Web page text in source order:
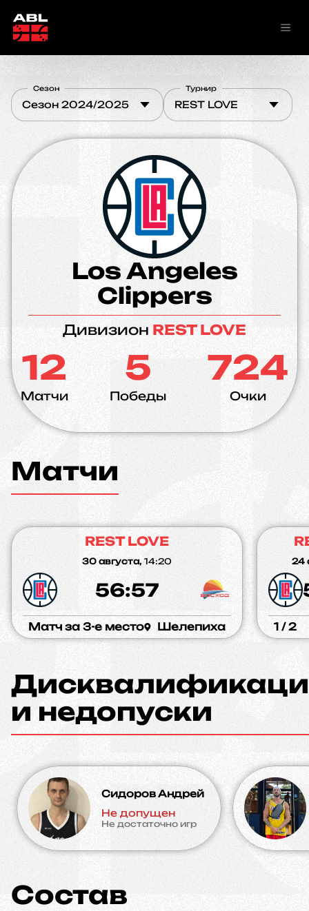
Сезон 2024/2025
Сезон
REST LOVE
Турнир
Los Angeles
Clippers
Дивизион REST LOVE
12
Матчи
5
Победы
724
Очки
Матчи
REST LOVE
30 августа, 14:20
56:57
Матч за 3-е место Шелепиха
24
1 / 2
и недопуски
Сидоров Андрей
Не допущен
Не достаточно игр
Состав